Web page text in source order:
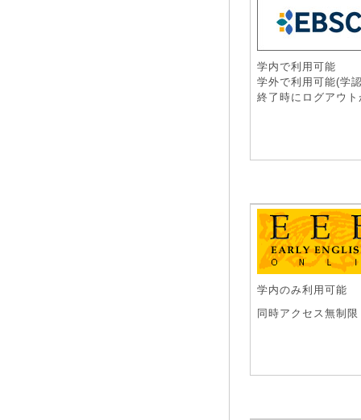
学内で利用可能
学外で利用可能(学
終了時にログアウ
学内のみ利用可能
同時アクセス無制限